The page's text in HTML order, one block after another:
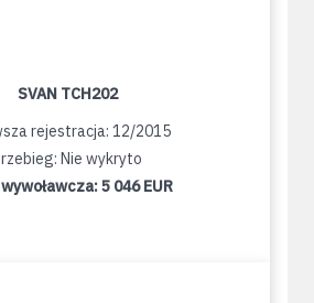
SVAN TCH202
rejestracja: 12/2015
Nie wykryto
5 046 EUR